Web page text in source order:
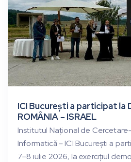
ICI București a participat la
ROMÂNIA – ISRAEL
Institutul Național de
Informatică – ICI București a
7–8 iulie 2026, la exercițiul